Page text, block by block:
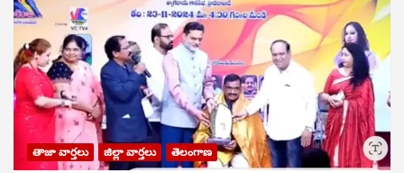
తాజా వార్తలు జిల్లా వార్తలు తెలంగాణ